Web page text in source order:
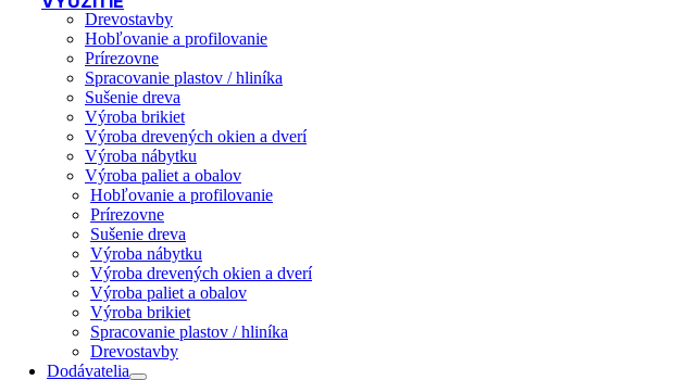
Drevostavby
Hobľovanie a profilovanie
Prírezovne
Spracovanie plastov / hliníka
Sušenie dreva
Výroba brikiet
Výroba drevených okien a dverí
Výroba nábytku
Výroba paliet a obalov
Hobľovanie a profilovanie
Prírezovne
Sušenie dreva
Výroba nábytku
Výroba drevených okien a dverí
Výroba paliet a obalov
Výroba brikiet
Spracovanie plastov / hliníka
Drevostavby
Dodávatelia